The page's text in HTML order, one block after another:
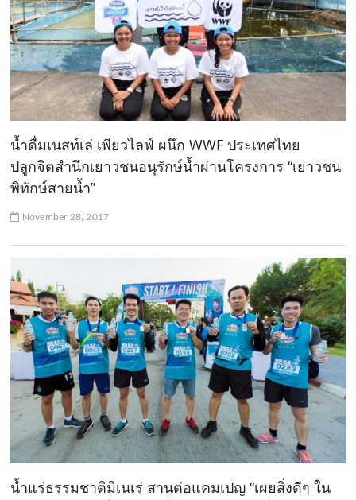
น้ำดื่มเนสท์เล่ เพียวไลฟ์ ผนึก WWF ประเทศไทย
ปลูกจิตสำนึกเยาวชนอนุรักษ์น้ำผ่านโครงการ “เยาวชน
พิทักษ์สายน้ำ”
November 28, 2017
น้ำแร่ธรรมชาติมิเนเร่ สานต่อแคมเปญ “เผยสิ่งดีๆ ใน